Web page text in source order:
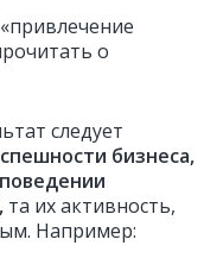
о
следует
бизнеса,
та их активность,
Например: